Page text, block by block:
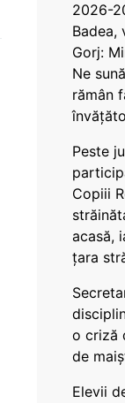
2026-
Badea,
Gorj:
Ne
rămân
Peste
Copiii
acasă,
țara
o criză
de
Elevii